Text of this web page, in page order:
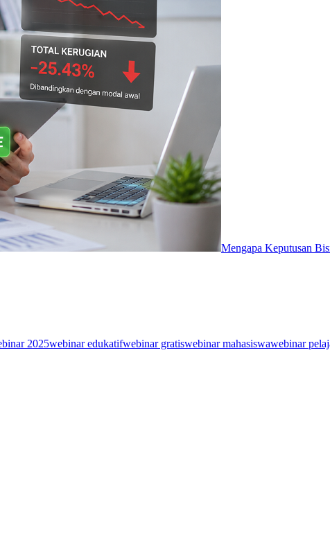
Mengapa Keputusan
2025webinar edukatifwebinar gratiswebinar mahasiswawebinar